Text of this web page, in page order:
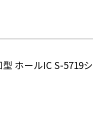
ホールIC S-5719